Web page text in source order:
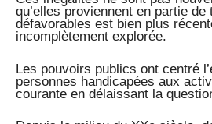
qu’elles proviennent en partie
défavorables est bien plus
incomplètement explorée.
Les pouvoirs publics ont centré
personnes handicapées aux
courante en délaissant la